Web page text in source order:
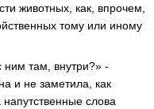
животных, как, впрочем,
тому или иному
ним там, внутри?» -
и не заметила, как
слова